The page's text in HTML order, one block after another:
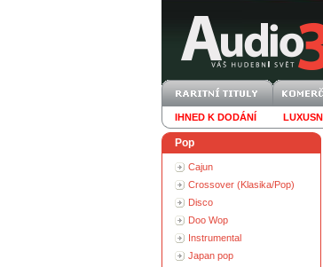
IHNED K DODÁNÍ
Pop
Cajun
Crossover (Klasika/Pop)
Disco
Doo Wop
Instrumental
Japan pop